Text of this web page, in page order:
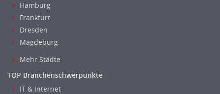
Datenbanken
Embedded Systems
Helpdesk
IT Leitung, Teamleitung
IT Prozessmanagement
Hamburg
Frankfurt
Dresden
Magdeburg
Mehr Städte
TOP Branchenschwerpunkte
IT & Internet